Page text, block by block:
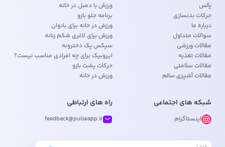
پالس
حرکات بدنسازی
درباره ما
سوالات متداول
مقالات ورزشی
مقالات تغذیه
مقالات سلامتی
مقالات آشپزی سالم
ورزش با دمبل در خانه
برنامه جلو بازو
ورزش در خانه برای بانوان
ورزش برای لاغری شکم زنانه
سیکس پک دخترونه
ایروبیک برای چه افرادی مناسب نیست؟
حرکات پشت بازو
ورزش در خانه
شبکه های اجتماعی
اینستاگرام
راه های ارتباطی
feedback@pulseapp.ir